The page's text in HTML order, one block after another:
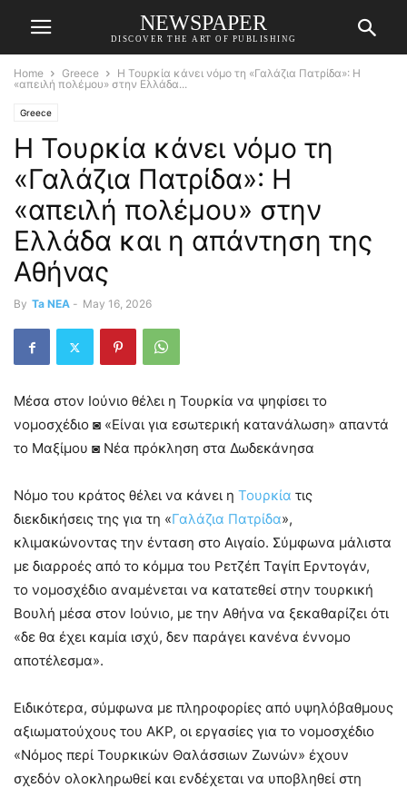
NEWSPAPER
DISCOVER THE ART OF PUBLISHING
Home Greece
Η Τουρκία κάνει νόμο τη «Γαλάζια Πατρίδα»: Η
«απειλή πολέμου» στην Ελλάδα...
Greece
Η Τουρκία κάνει νόμο τη
«Γαλάζια Πατρίδα»: Η
«απειλή πολέμου» στην
Ελλάδα και η απάντηση της
Αθήνας
By Ta NEA - May 16, 2026
Μέσα στον Ιούνιο θέλει η Τουρκία να ψηφίσει το
νομοσχέδιο ◙ «Είναι για εσωτερική κατανάλωση» απαντά
το Μαξίμου ◙ Νέα πρόκληση στα Δωδεκάνησα
Νόμο του κράτος θέλει να κάνει η Τουρκία τις
διεκδικήσεις της για τη «Γαλάζια Πατρίδα»,
κλιμακώνοντας την ένταση στο Αιγαίο. Σύμφωνα μάλιστα
με διαρροές από το κόμμα του Ρετζέπ Ταγίπ Ερντογάν,
το νομοσχέδιο αναμένεται να κατατεθεί στην τουρκική
Βουλή μέσα στον Ιούνιο, με την Αθήνα να ξεκαθαρίζει ότι
«δε θα έχει καμία ισχύ, δεν παράγει κανένα έννομο
αποτέλεσμα».
Ειδικότερα, σύμφωνα με πληροφορίες από υψηλόβαθμους
αξιωματούχους του AKP, οι εργασίες για το νομοσχέδιο
«Νόμος περί Τουρκικών Θαλάσσιων Ζωνών» έχουν
σχεδόν ολοκληρωθεί και ενδέχεται να υποβληθεί στη